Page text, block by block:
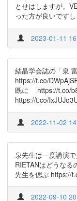
とせはしますが。
った方が良いですし
2023-01-11
結晶学会誌の「泉
https://t.co/
既に https://t.co/
https://t.co/
2022-11-02
泉先生は一度講演
RIETANはどうなる
先生を偲ぶ https://
2022-09-10